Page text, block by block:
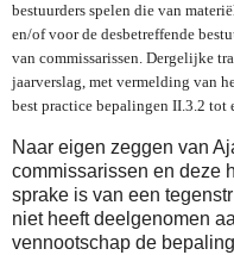
bestuurders spelen die van
en/of voor de desbetreffende
van commissarissen. Dergelijke
jaarverslag, met vermelding van
best practice bepalingen II.3.2 tot
Naar eigen zeggen van
commissarissen en deze
sprake is van een
niet heeft deelgenomen
vennootschap de